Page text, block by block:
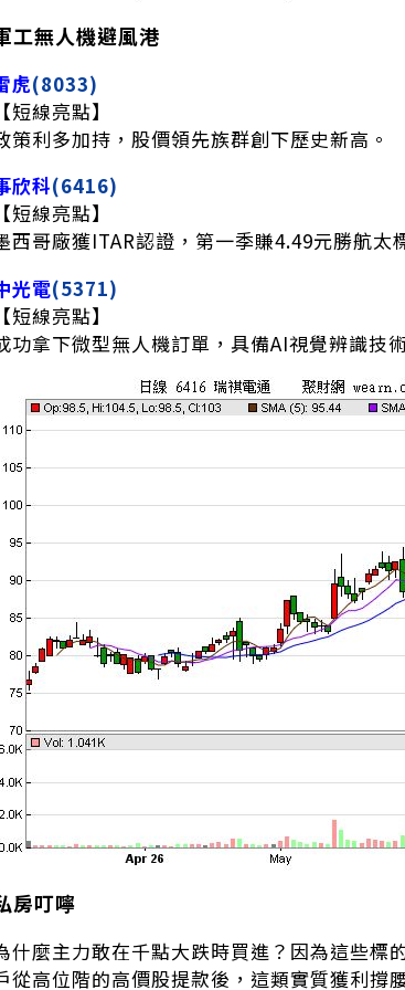
工無人機避風港
虎(8033)
【短線亮點】
策利多加持，股價領先族群創下歷史新高。
欣科(6416)
【短線亮點】
西哥廠獲ITAR認證，第一季賺4.49元勝航太
光電(5371)
【短線亮點】
功拿下微型無人機訂單，具備AI視覺辨識技
房叮嚀
什麼主力敢在千點大跌時買進？因為這些標
從高位階的高價股提款後，這類實質獲利撐